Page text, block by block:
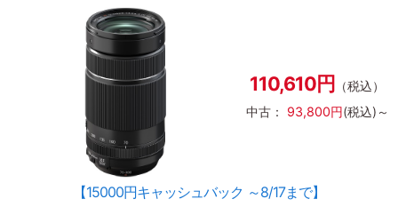
110,610円 （税込）
中古： 93,800円(税込)～
【15000円キャッシュバック ～8/17まで】